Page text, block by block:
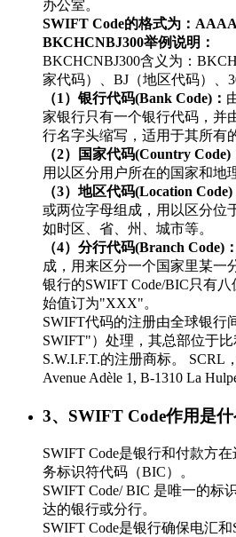
办公室。
SWIFT Code的格式为：
BKCHCNBJ300举例说明：
BKCHCNBJ300含义为：
家代码）、BJ（地区代码）、
（1）银行代码(Bank Code)：
家银行只有一个银行代码，并
行名字头缩写，适用于其所有
（2）国家代码(Country Code)
用以区分用户所在的国家和地
（3）地区代码(Location Code)
或两位字母组成，用以区分位
如时区、省、州、城市等。
（4）分行代码(Branch Code)：
成，用来区分一个国家里某一
银行的SWIFT Code/BIC只有
始值订为"XXX"。
SWIFT代码的注册由全球银行
SWIFT"）处理，其总部位于
S.W.I.F.T.的注册商标。 SCRL
Avenue Adèle 1, B-1310 La
3、SWIFT Code作用是什
SWIFT Code是银行和付款方
务标识符代码（BIC）。
SWIFT Code/ BIC 是唯一的标
达的银行或分行。
SWIFT Code是银行确保电汇